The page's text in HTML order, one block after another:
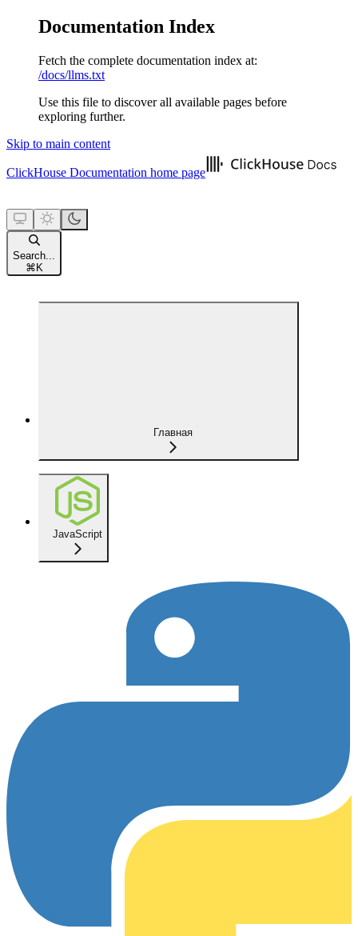
Documentation Index
Fetch the complete documentation index at:
/docs/llms.txt
Use this file to discover all available pages before
exploring further.
Skip to main content
ClickHouse Documentation home page
Search...
⌘ K
Главная
JavaScript